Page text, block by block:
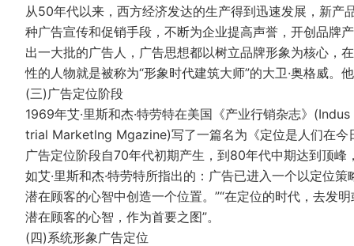
从50年代以来，西方经济发达的生产得到迅速发展，新
种广告宣传和促销手段，不断为企业提高声誉，开创品牌
出一大批的广告人，广告思想都以树立品牌形象为核心，
性的人物就是被称为“形象时代建筑大师”的大卫·奥格威
(三)广告定位阶段
1969年艾·里斯和杰·特劳特在美国《产业行销杂志》(Indus
trial Marketlng Mgazine)写了一篇名为《定位是人们在今
广告定位阶段自70年代初期产生，到80年代中期达到顶
如艾·里斯和杰·特劳特所指出的：广告已进入一个以定位
潜在顾客的心智中创造一个位置。”“在定位的时代，去发
潜在顾客的心智，作为首要之图”。
(四)系统形象广告定位